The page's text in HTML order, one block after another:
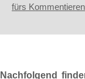
fürs
Nachfolgend